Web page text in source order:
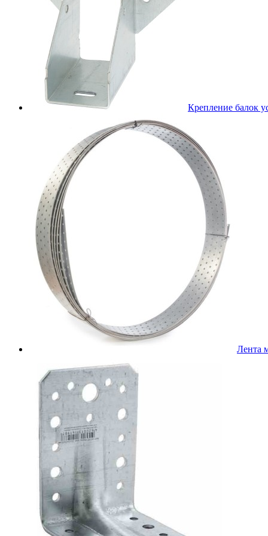
Крепление балок
Лента